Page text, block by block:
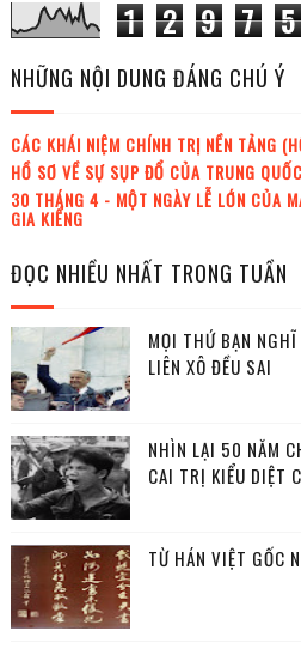
1 2 9 7 5
NHỮNG NỘI DUNG ĐÁNG CHÚ Ý
CÁC KHÁI NIỆM CHÍNH TRỊ NỀN TẢNG
HỒ SƠ VỀ SỰ SỤP ĐỔ CỦA TRUNG
30 THÁNG 4 - MỘT NGÀY LỄ LỚN CỦA
GIA KIỂNG
ĐỌC NHIỀU NHẤT TRONG TUẦN
MỌI THỨ BẠN
LIÊN XÔ ĐỀU SAI
NHÌN LẠI 50 NĂM
CAI TRỊ KIỂU DIỆT
TỪ HÁN VIỆT GỐC